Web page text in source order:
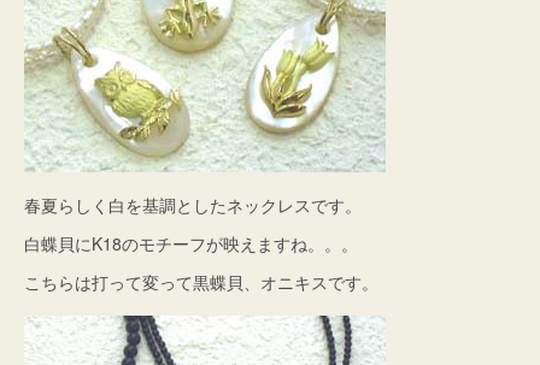
春夏らしく白を基調としたネックレスです。
白蝶貝にK18のモチーフが映えますね。。。
こちらは打って変って黒蝶貝、オニキスです。